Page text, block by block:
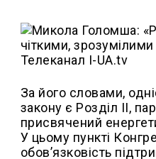
За його словами,
закону є Розділ II,
присвячений
У цьому пункті
обов’язковість